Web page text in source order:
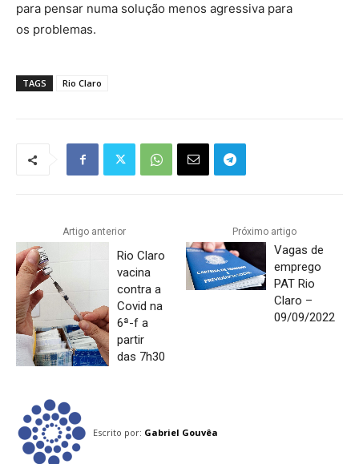
para pensar numa solução menos agressiva para
os problemas.
TAGS Rio Claro
Artigo anterior
Rio Claro
vacina
contra a
Covid na
6ª-f a
partir
das 7h30
Próximo artigo
Vagas de
emprego
PAT Rio
Claro –
09/09/2022
Escrito por: Gabriel Gouvêa